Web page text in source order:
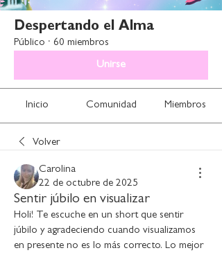
Despertando el Alma
Público · 60 miembros
Unirse
Inicio Comunidad Miembros
Volver
Carolina
22 de octubre de 2025
Sentir júbilo en visualizar
Holi! Te escuche en un short que sentir
júbilo y agradeciendo cuando visualizamos
en presente no es lo más correcto. Lo mejor